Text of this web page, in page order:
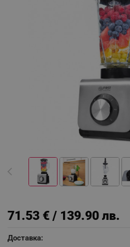
71.53 € / 139.90 лв.
Доставка: